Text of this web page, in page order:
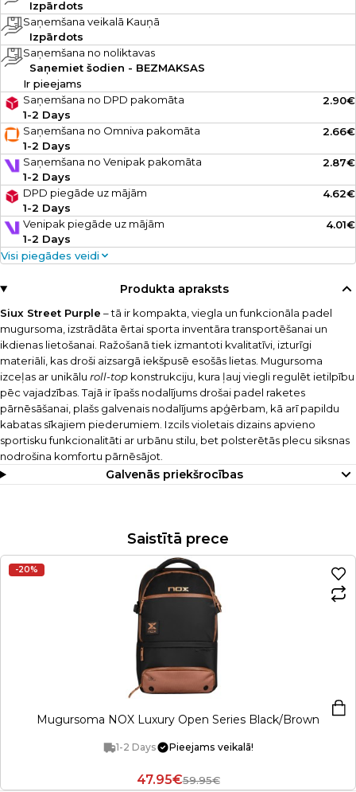
Izpārdots
Saņemšana veikalā Kauņā
Izpārdots
Saņemšana no noliktavas
Saņemiet šodien - BEZMAKSAS
Ir pieejams
Saņemšana no DPD pakomāta
1-2 Days
2.90€
Saņemšana no Omniva pakomāta
1-2 Days
2.66€
Saņemšana no Venipak pakomāta
1-2 Days
2.87€
DPD piegāde uz mājām
1-2 Days
4.62€
Venipak piegāde uz mājām
1-2 Days
4.01€
Visi piegādes veidi
Produkta apraksts
Siux Street Purple – tā ir kompakta, viegla un funkcionāla padel
mugursoma, izstrādāta ērtai sporta inventāra transportēšanai un
ikdienas lietošanai. Ražošanā tiek izmantoti kvalitatīvi, izturīgi
materiāli, kas droši aizsargā iekšpusē esošās lietas. Mugursoma
izceļas ar unikālu roll-top konstrukciju, kura ļauj viegli regulēt ietilpību
pēc vajadzības. Tajā ir īpašs nodalījums drošai padel raketes
pārnēsāšanai, plašs galvenais nodalījums apģērbam, kā arī papildu
kabatas sīkajiem piederumiem. Izcils violetais dizains apvieno
sportisku funkcionalitāti ar urbānu stilu, bet polsterētās plecu siksnas
nodrošina komfortu pārnēsājot.
Galvenās priekšrocības
Saistītā prece
-20%
Mugursoma NOX Luxury Open Series Black/Brown
1-2 Days Pieejams veikalā!
47.95€59.95€